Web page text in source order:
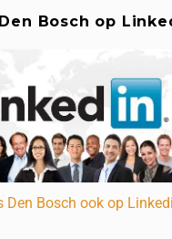
Bosch op
Den Bosch ook op